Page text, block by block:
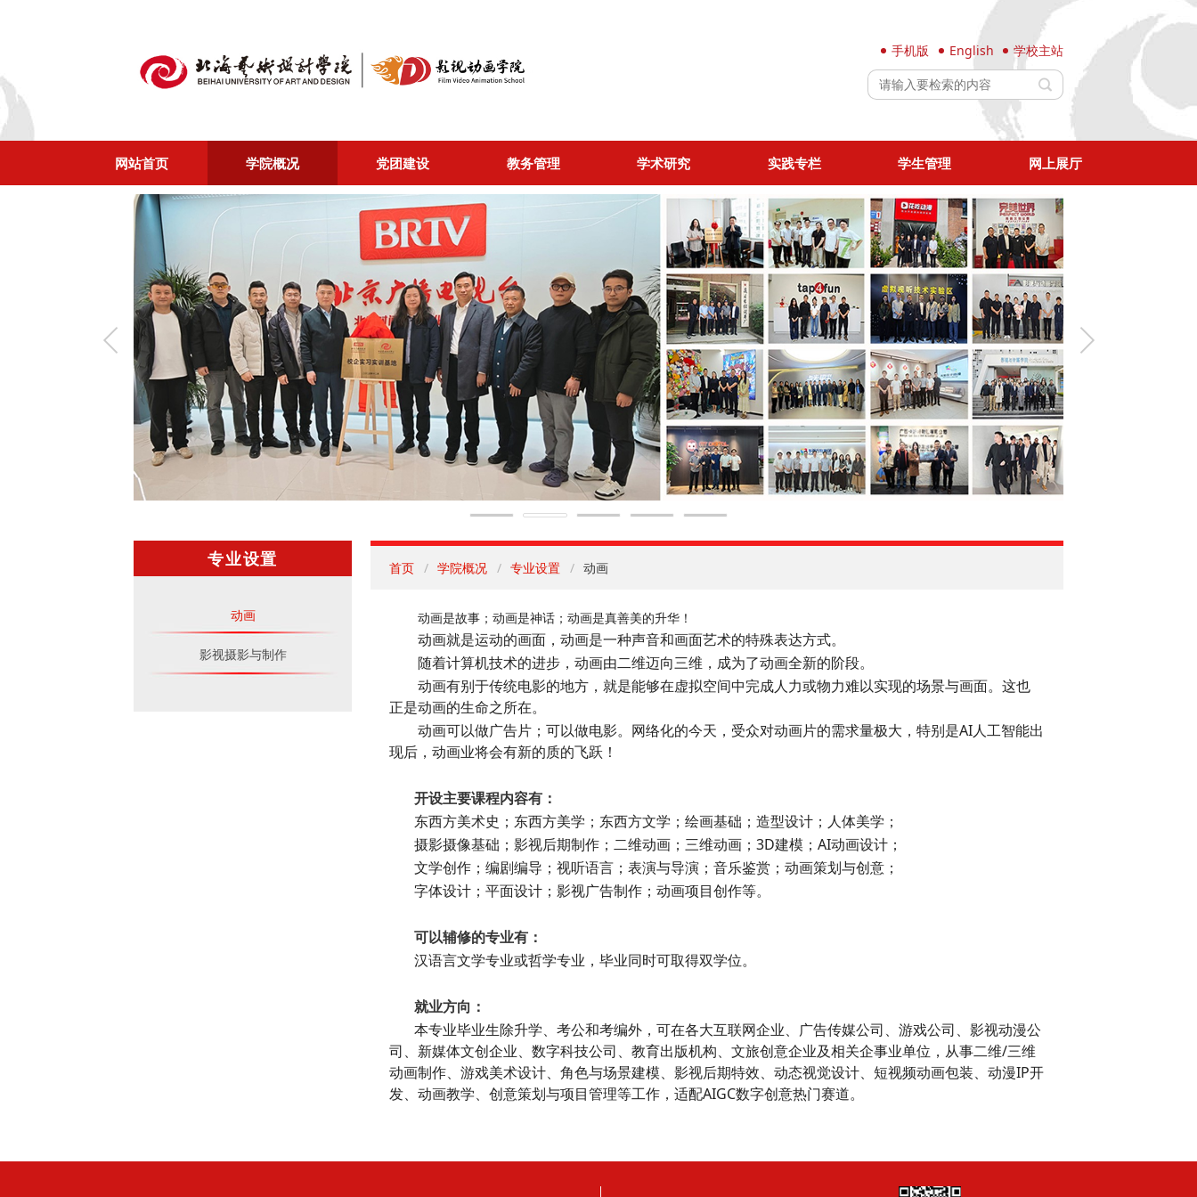
手机版 English 学校主站
网站首页 学院概况 党团建设 教务管理 学术研究 实践专栏 学生管理 网上展厅
专业设置
动画
影视摄影与制作
首页 学院概况 专业设置 动画
动画是故事；动画是神话；动画是真善美的升华！
动画就是运动的画面，动画是一种声音和画面艺术的特殊表达方式。
随着计算机技术的进步，动画由二维迈向三维，成为了动画全新的阶段。
动画有别于传统电影的地方，就是能够在虚拟空间中完成人力或物力难以实现的场景与画面。这也
正是动画的生命之所在。
动画可以做广告片；可以做电影。网络化的今天，受众对动画片的需求量极大，特别是AI人工智能出
现后，动画业将会有新的质的飞跃！
开设主要课程内容有：
东西方美术史；东西方美学；东西方文学；绘画基础；造型设计；人体美学；
摄影摄像基础；影视后期制作；二维动画；三维动画；3D建模；AI动画设计；
文学创作；编剧编导；视听语言；表演与导演；音乐鉴赏；动画策划与创意；
字体设计；平面设计；影视广告制作；动画项目创作等。
可以辅修的专业有：
汉语言文学专业或哲学专业，毕业同时可取得双学位。
就业方向：
本专业毕业生除升学、考公和考编外，可在各大互联网企业、广告传媒公司、游戏公司、影视动漫公
司、新媒体文创企业、数字科技公司、教育出版机构、文旅创意企业及相关企事业单位，从事二维/三维
动画制作、游戏美术设计、角色与场景建模、影视后期特效、动态视觉设计、短视频动画包装、动漫IP开
发、动画教学、创意策划与项目管理等工作，适配AIGC数字创意热门赛道。